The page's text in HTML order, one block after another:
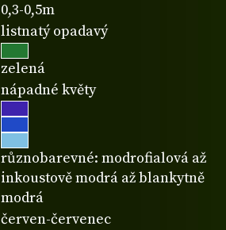
0,3-0,5m
listnatý opadavý
zelená
nápadné květy
různobarevné: modrofialová až
inkoustově modrá až blankytně
modrá
červen-červenec